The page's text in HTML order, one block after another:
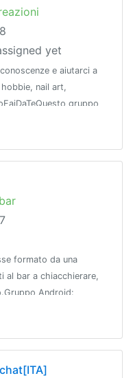
yet
e aiutarci a
nail art,
gruppo
di
formato da una
al bar a chiacchierare,
Android:
@bodybuildingita